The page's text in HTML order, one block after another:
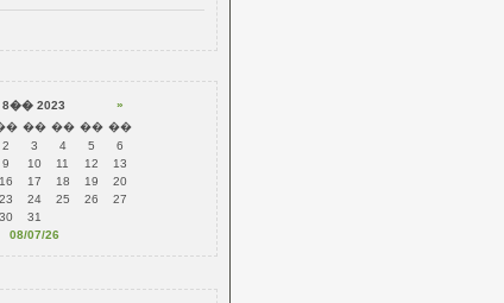
8�� 2023
»
�� �� �� ��
2 3 4 5
6
9 10 11 12
13
16 17 18 19
20
23 24 25 26
27
30
31
08/07/26